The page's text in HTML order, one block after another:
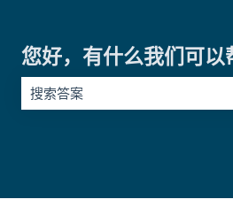
您好，有什么我们可以